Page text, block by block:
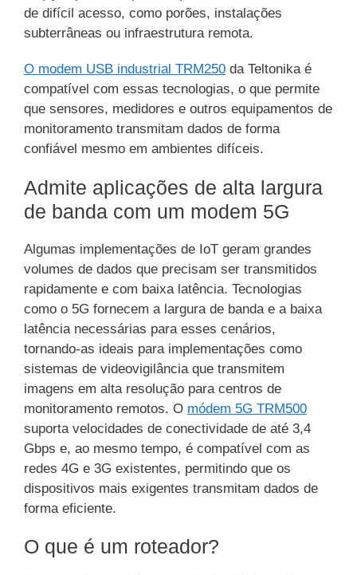
de difícil acesso, como porões, instalações
subterrâneas ou infraestrutura remota.
O modem USB industrial TRM250 da Teltonika é
compatível com essas tecnologias, o que permite
que sensores, medidores e outros equipamentos de
monitoramento transmitam dados de forma
confiável mesmo em ambientes difíceis.
Admite aplicações de alta largura
de banda com um modem 5G
Algumas implementações de IoT geram grandes
volumes de dados que precisam ser transmitidos
rapidamente e com baixa latência. Tecnologias
como o 5G fornecem a largura de banda e a baixa
latência necessárias para esses cenários,
tornando-as ideais para implementações como
sistemas de videovigilância que transmitem
imagens em alta resolução para centros de
monitoramento remotos. O módem 5G TRM500
suporta velocidades de conectividade de até 3,4
Gbps e, ao mesmo tempo, é compatível com as
redes 4G e 3G existentes, permitindo que os
dispositivos mais exigentes transmitam dados de
forma eficiente.
O que é um roteador?